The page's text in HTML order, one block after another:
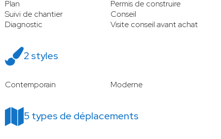
Plan
Permis de construire
Suivi de chantier
Conseil
Diagnostic
Visite conseil avant achat
2 styles
Contemporain Moderne
5 types de déplacements